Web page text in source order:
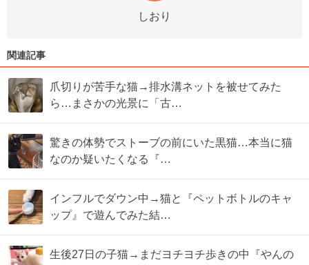
しおり
関連記事
爪切りが苦手な猫→排水溝ネットを被せてみた
ら…まさかの光景に「古…
驚きの体勢でストーブの前にいた黒猫…本当に猫
なのか疑いたくなる『…
インフルでダウン中→猫と『ペットボトルのキャ
ップ』で遊んでみた結…
生後27日の子猫→まだヨチヨチ歩きの中『やんの